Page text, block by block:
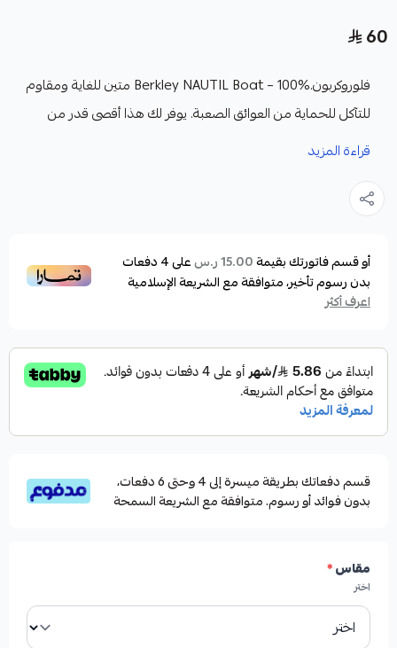
60
فلوروكربون.Berkley NAUTIL Boat – 100% متين للغاية ومقاوم
للتآكل للحماية من العوائق الصعبة. يوفر لك هذا أقصى قدر من
الحماية عند صيد الحيوانات المفترسة الكبيرة في المياه المالحة.
اللون الشفاف غير المرئي في الماء
معامل انكسار الضوء قريب من معامل انكسار الماء
حجب الأشعة فوق البنفسجية
قراءة المزيد
أو قسم فاتورتك بقيمة15.00 ر.س على4دفعات
بدون رسوم تأخير، متوافقة مع الشريعة الإسلامية
اعرف أكثر
قسم دفعاتك بطريقة ميسرة إلى 4 وحتى 6 دفعات،
بدون فوائد أو رسوم. متوافقة مع الشريعة السمحة
مقاس*
اختر